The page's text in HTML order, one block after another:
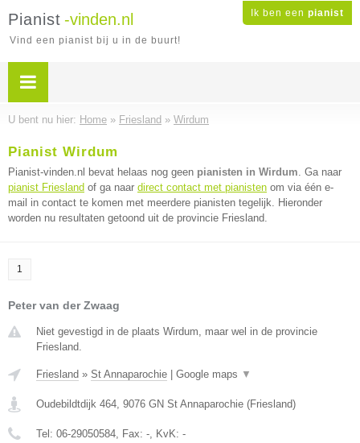
Ik ben een pianist
Pianist -vinden.nl
Vind een pianist bij u in de buurt!
U bent nu hier: Home » Friesland » Wirdum
Pianist Wirdum
Pianist-vinden.nl bevat helaas nog geen pianisten in Wirdum. Ga naar
pianist Friesland of ga naar direct contact met pianisten om via één e-
mail in contact te komen met meerdere pianisten tegelijk. Hieronder
worden nu resultaten getoond uit de provincie Friesland.
1
Peter van der Zwaag
Niet gevestigd in de plaats Wirdum, maar wel in de provincie
Friesland.
Friesland » St Annaparochie Google maps ▼
Oudebildtdijk 464, 9076 GN St Annaparochie (Friesland)
Tel: 06-29050584, Fax: -, KvK: -